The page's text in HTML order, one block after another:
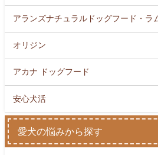
アランズナチュラルドッグフード・ラ
オリジン
アカナ ドッグフード
安心犬活
愛犬の悩みから探す